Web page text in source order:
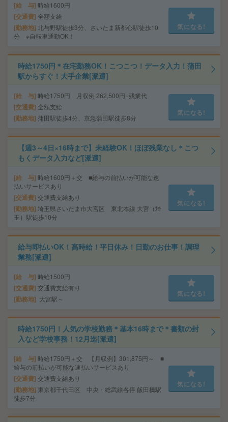
給 与 時給1600円
交通費 全額支給
勤務地 北与野駅徒歩3分、さいたま新都心駅徒歩10
分 ※自転車通勤OK！
気になる!
時給1750円＊在宅勤務OK！こつこつ！データ入力！蒲田
駅からすぐ！大手企業[派遣]
給 与 時給1750円 月収例 262,500円+残業代
交通費 全額支給
勤務地 蒲田駅徒歩4分、京急蒲田駅徒歩8分
気になる!
【週3～4日×16時まで】未経験OK！ほぼ残業なし＊こつ
もくデータ入力など[派遣]
給 与 時給1600円＋交 ■給与の前払いが可能な速
払いサービスあり
交通費 交通費支給あり
勤務地 埼玉県さいたま市大宮区 東北本線 大宮（埼
玉）駅徒歩10分
気になる!
給与即払いOK！高時給！平日休み！日勤のお仕事！調理
業務[派遣]
給 与 時給1500円
交通費 交通費支給有り
勤務地 大宮駅～
気になる!
時給1750円！人気の学校勤務＊基本16時まで＊書類の封
入など学校事務！12月迄[派遣]
給 与 時給1750円＋交 【月収例】301,875円～ ■
給与の前払いが可能な速払いサービスあり
交通費 交通費支給あり
勤務地 東京都千代田区 中央・総武線各停 飯田橋駅
徒歩7分
気になる!